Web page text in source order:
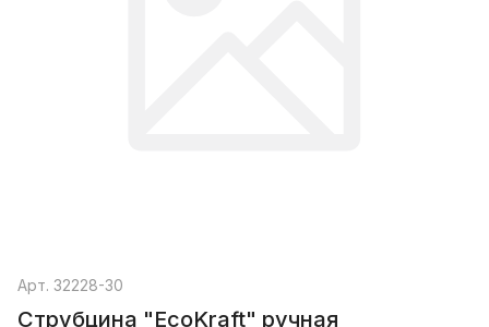
Арт. 32228-30
Струбцина "EcoKraft" ручная